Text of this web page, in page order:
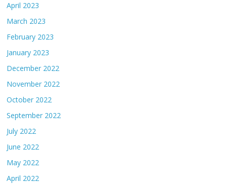
April 2023
March 2023
February 2023
January 2023
December 2022
November 2022
October 2022
September 2022
July 2022
June 2022
May 2022
April 2022